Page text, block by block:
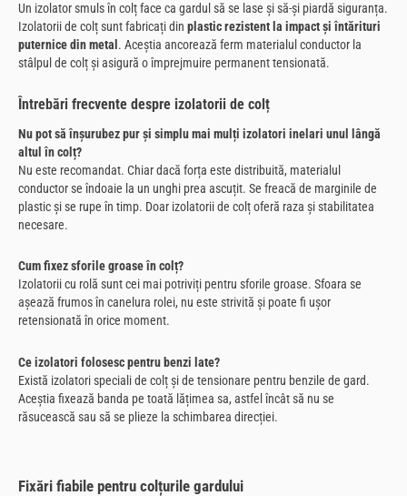
Un izolator smuls în colț face ca gardul să se lase și să-și piardă siguranța.
Izolatorii de colț sunt fabricați din plastic rezistent la impact și întărituri
puternice din metal . Aceștia ancorează ferm materialul conductor la
stâlpul de colț și asigură o împrejmuire permanent tensionată.
Întrebări frecvente despre izolatorii de colț
Nu pot să înșurubez pur și simplu mai mulți izolatori inelari unul lângă
altul în colț?
Nu este recomandat. Chiar dacă forța este distribuită, materialul
conductor se îndoaie la un unghi prea ascuțit. Se freacă de marginile de
plastic și se rupe în timp. Doar izolatorii de colț oferă raza și stabilitatea
necesare.
Cum fixez sforile groase în colț?
Izolatorii cu rolă sunt cei mai potriviți pentru sforile groase. Sfoara se
așează frumos în canelura rolei, nu este strivită și poate fi ușor
retensionată în orice moment.
Ce izolatori folosesc pentru benzi late?
Există izolatori speciali de colț și de tensionare pentru benzile de gard.
Aceștia fixează banda pe toată lățimea sa, astfel încât să nu se
răsucească sau să se plieze la schimbarea direcției.
Fixări fiabile pentru colțurile gardului